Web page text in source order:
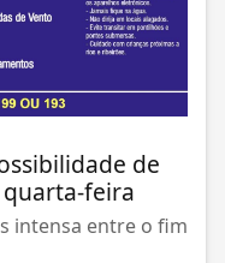
de
feira
intensa entre o fim